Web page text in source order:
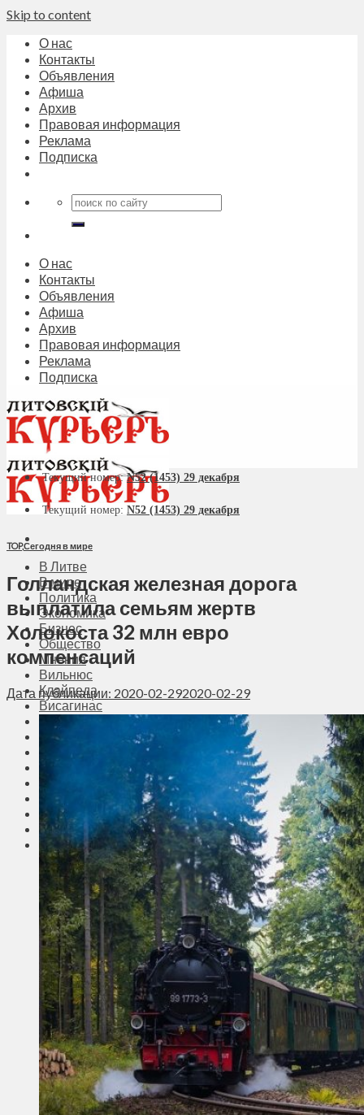
Skip to content
О нас
Контакты
Объявления
Афиша
Архив
Правовая информация
Реклама
Подписка
О нас
Контакты
Объявления
Афиша
Архив
Правовая информация
Реклама
Подписка
В Литве
В мире
Политика
Экономика
Бизнес
Общество
Мнения
Вильнюс
Клайпеда
Висагинас
Регионы
Соседи
Выбор читателей
Калейдоскоп
Армия
Сейм Литвы
Культура
Больше
Фоторепортаж
Туризм
ЛК рекомендует
Сеньорам
Образование
Здравоохранение
Экология
Происшествия
Приграничье
Деньги
Визиты
Выборы
Агроновости
Едим дома
Ищу семью
Духовное пространство
Текущий номер:N52 (1453) 29 декабря
Текущий номер: N52 (1453) 29 декабря
TOP,Сегодня в мире
Голландская железная дорога
выплатила семьям жертв
Холокоста 32 млн евро
компенсаций
Дата публикации: 2020-02-292020-02-29